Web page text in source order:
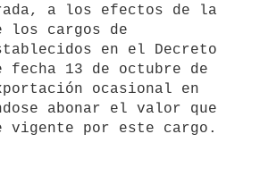
a los efectos de la
los cargos de
en el Decreto
fecha 13 de octubre de
ocasional en
abonar el valor que